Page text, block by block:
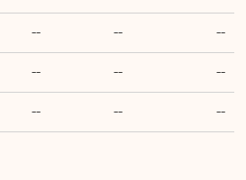
--
--
--
--
--
--
--
--
--